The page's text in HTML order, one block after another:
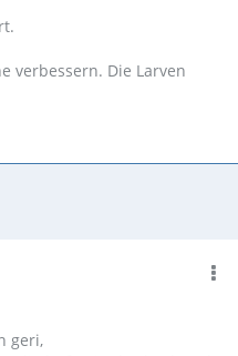
verbessern. Die Larven
geri,